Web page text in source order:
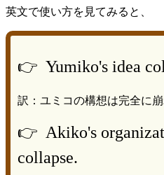
英文で使い方を見てみると、
👉 Yumiko's idea
訳：ユミコの構想は完全に崩
👉 Akiko's
collapse.